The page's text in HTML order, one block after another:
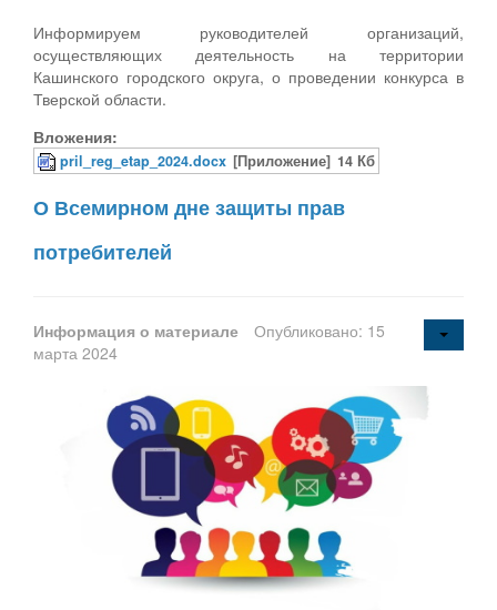
Информируем руководителей организаций,
осуществляющих деятельность на территории
Кашинского городского округа, о проведении конкурса в
Тверской области.
Вложения:
pril_reg_etap_2024.docx [Приложение] 14 Кб
О Всемирном дне защиты прав
потребителей
Информация о материале
Опубликовано: 15
марта 2024